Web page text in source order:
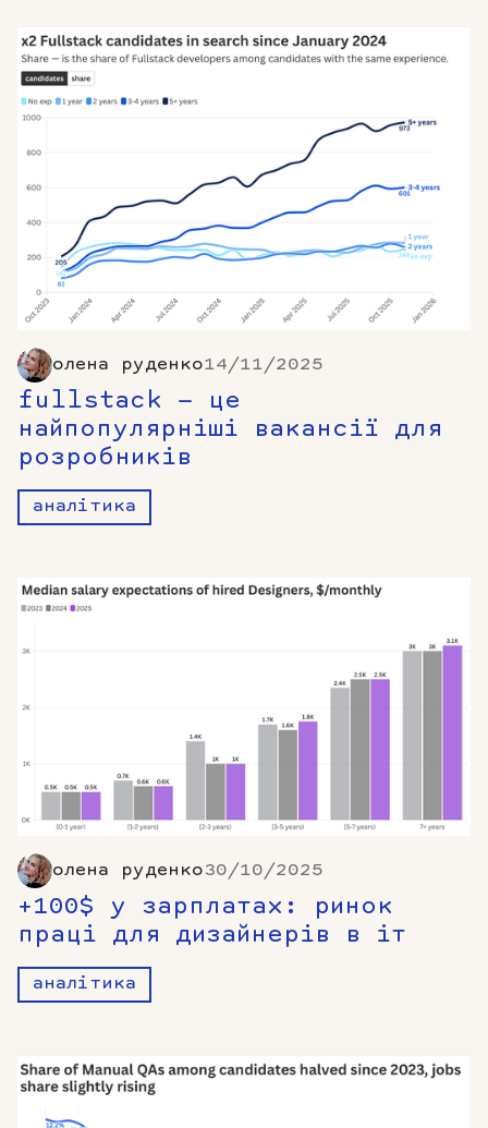
олена руденко14/11/2025
fullstack — це
найпопулярніші вакансії для
розробників
аналітика
олена руденко30/10/2025
+100$ у зарплатах: ринок
праці для дизайнерів в іт
аналітика